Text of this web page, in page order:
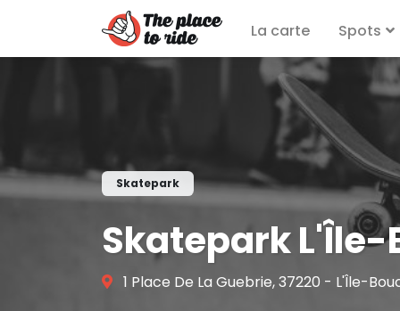
La carte Spots
Skatepark
Skatepark
1 Place De La Guebrie, 37220 - L'Île-